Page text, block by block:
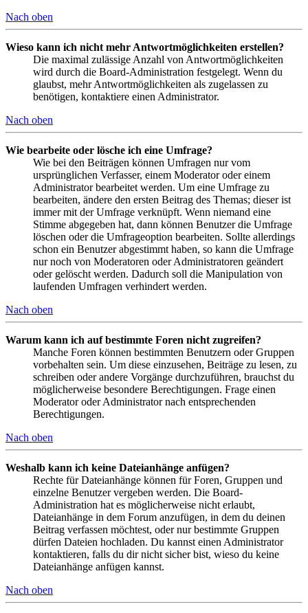
Nach oben
Wieso kann ich nicht mehr Antwortmöglichkeiten erstellen?
Die maximal zulässige Anzahl von Antwortmöglichkeiten
wird durch die Board-Administration festgelegt. Wenn du
glaubst, mehr Antwortmöglichkeiten als zugelassen zu
benötigen, kontaktiere einen Administrator.
Nach oben
Wie bearbeite oder lösche ich eine Umfrage?
Wie bei den Beiträgen können Umfragen nur vom
ursprünglichen Verfasser, einem Moderator oder einem
Administrator bearbeitet werden. Um eine Umfrage zu
bearbeiten, ändere den ersten Beitrag des Themas; dieser ist
immer mit der Umfrage verknüpft. Wenn niemand eine
Stimme abgegeben hat, dann können Benutzer die Umfrage
löschen oder die Umfrageoption bearbeiten. Sollte allerdings
schon ein Benutzer abgestimmt haben, so kann die Umfrage
nur noch von Moderatoren oder Administratoren geändert
oder gelöscht werden. Dadurch soll die Manipulation von
laufenden Umfragen verhindert werden.
Nach oben
Warum kann ich auf bestimmte Foren nicht zugreifen?
Manche Foren können bestimmten Benutzern oder Gruppen
vorbehalten sein. Um diese einzusehen, Beiträge zu lesen, zu
schreiben oder andere Vorgänge durchzuführen, brauchst du
möglicherweise besondere Berechtigungen. Frage einen
Moderator oder Administrator nach entsprechenden
Berechtigungen.
Nach oben
Weshalb kann ich keine Dateianhänge anfügen?
Rechte für Dateianhänge können für Foren, Gruppen und
einzelne Benutzer vergeben werden. Die Board-
Administration hat es möglicherweise nicht erlaubt,
Dateianhänge in dem Forum anzufügen, in dem du deinen
Beitrag verfassen möchtest, oder nur bestimmte Gruppen
dürfen Dateien hochladen. Du kannst einen Administrator
kontaktieren, falls du dir nicht sicher bist, wieso du keine
Dateianhänge anfügen kannst.
Nach oben